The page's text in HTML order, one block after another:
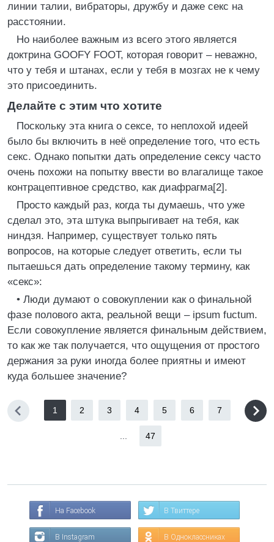
линии талии, вибраторы, дружбу и даже секс на
расстоянии.
Но наиболее важным из всего этого является
доктрина GOOFY FOOT, которая говорит – неважно,
что у тебя и штанах, если у тебя в мозгах не к чему
это присоединить.
Делайте с этим что хотите
Поскольку эта книга о сексе, то неплохой идеей
было бы включить в неё определение того, что есть
секс. Однако попытки дать определение сексу часто
очень похожи на попытку ввести во влагалище такое
контрацептивное средство, как диафрагма[2].
Просто каждый раз, когда ты думаешь, что уже
сделал это, эта штука выпрыгивает на тебя, как
ниндзя. Например, существует только пять
вопросов, на которые следует ответить, если ты
пытаешься дать определение такому термину, как
«секс»:
• Люди думают о совокуплении как о финальной
фазе полового акта, реальной вещи – ipsum fuctum.
Если совокупление является финальным действием,
то как же так получается, что ощущения от простого
держания за руки иногда более приятны и имеют
куда большее значение?
1 2 3 4 5 6 7
47
На Facebook В Твиттере
В Instagram В Одноклассниках